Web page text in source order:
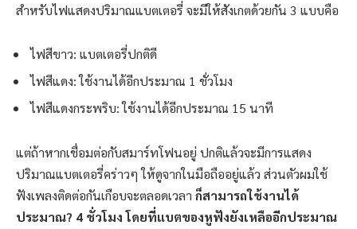
สำหรับไฟแสดงปริมาณแบตเตอรี่ จะมีให้สังเกตด้วยกัน 3 แบบคือ
ไฟสีขาว: แบตเตอรี่ปกติดี
ไฟสีแดง: ใช้งานได้อีกประมาณ 1 ชั่วโมง
ไฟสีแดงกระพริบ: ใช้งานได้อีกประมาณ 15 นาที
แต่ถ้าหากเชื่อมต่อกับสมาร์ทโฟนอยู่ ปกติแล้วจะมีการแสดง
ปริมาณแบตเตอรี่คร่าวๆ ให้ดูจากในมือถืออยู่แล้ว ส่วนตัวผมใช้
ฟังเพลงติดต่อกันเกือบจะตลอดเวลา ก็สามารถใช้งานได้
ประมาณ? 4 ชั่วโมง โดยที่แบตของหูฟังยังเหลืออีกประมาณ